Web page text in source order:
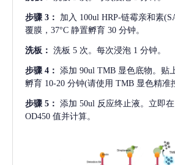
步骤 3： 加入 100ul HRP-链霉亲和素
覆膜，37°C 静置孵育 30 分钟。
洗板： 洗板 5 次。每次浸泡 1 分钟。
步骤 4： 添加 90ul TMB 显色底物。贴
孵育 10-20 分钟(请使用 TMB 显色精准
步骤 5： 添加 50ul 反应终止液。立即
OD450 值并计算。